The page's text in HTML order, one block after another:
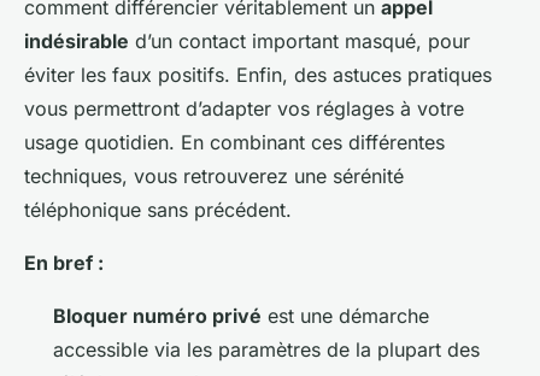
comment différencier véritablement un appel
indésirable d’un contact important masqué, pour
éviter les faux positifs. Enfin, des astuces pratiques
vous permettront d’adapter vos réglages à votre
usage quotidien. En combinant ces différentes
techniques, vous retrouverez une sérénité
téléphonique sans précédent.
En bref :
Bloquer numéro privé est une démarche
accessible via les paramètres de la plupart des